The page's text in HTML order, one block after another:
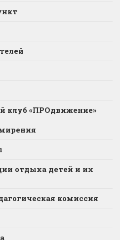
клуб «ПРОдвижение»
отдыха детей и их
комиссия